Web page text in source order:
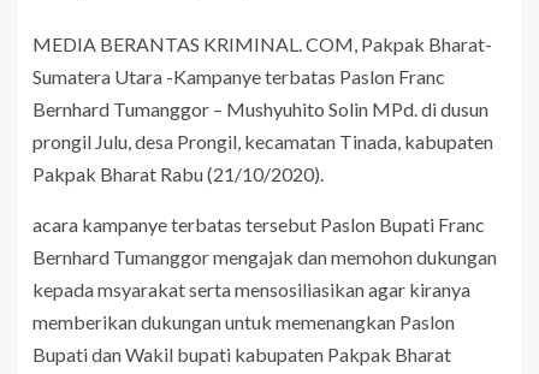
MEDIA BERANTAS KRIMINAL. COM, Pakpak Bharat-
Sumatera Utara -Kampanye terbatas Paslon Franc
Bernhard Tumanggor – Mushyuhito Solin MPd. di dusun
prongil Julu, desa Prongil, kecamatan Tinada, kabupaten
Pakpak Bharat Rabu (21/10/2020).
acara kampanye terbatas tersebut Paslon Bupati Franc
Bernhard Tumanggor mengajak dan memohon dukungan
kepada msyarakat serta mensosiliasikan agar kiranya
memberikan dukungan untuk memenangkan Paslon
Bupati dan Wakil bupati kabupaten Pakpak Bharat